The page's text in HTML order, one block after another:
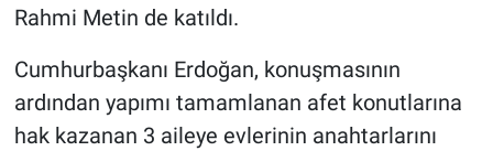
Rahmi Metin de katıldı.
Cumhurbaşkanı Erdoğan, konuşmasının
ardından yapımı tamamlanan afet konutlarına
hak kazanan 3 aileye evlerinin anahtarlarını